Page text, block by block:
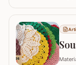
juntos